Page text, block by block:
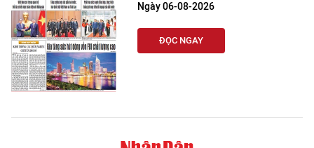
Ngày 06-08-2026
ĐỌC NGAY